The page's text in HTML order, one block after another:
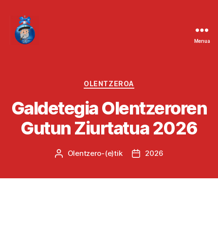
Menua
Kategoriak
OLENTZEROA
Galdetegia Olentzeroren
Gutun Ziurtatua 2026
Argitalpenaren
Olentzero-(e)tik
Argitalpenaren
2026